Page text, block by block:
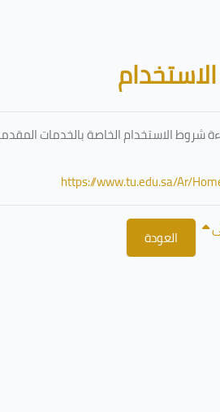
شروط الاستخدام الخاصة بالخدمات
https://www.tu.edu.sa/Ar/
العودة